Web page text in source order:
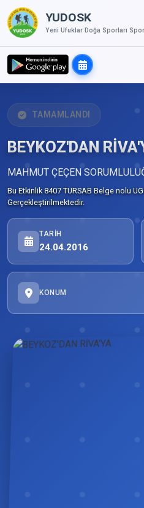
YUDOSK
Yeni Ufuklar Doğa Sporları
TAMAMLANDI
BEYKOZ'DAN
MAHMUT ÇEÇEN
Bu Etkinlik 8407 TURSAB Belge nolu
Gerçekleştirilmektedir.
TARIH
24.04.2016
KONUM